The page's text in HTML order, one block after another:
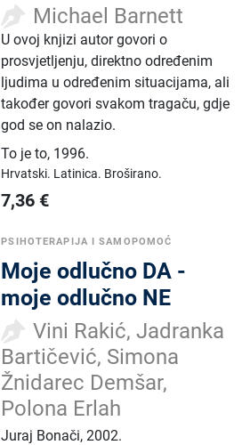
Michael Barnett
U ovoj knjizi autor govori o
prosvjetljenju, direktno određenim
ljudima u određenim situacijama, ali
također govori svakom tragaču, gdje
god se on nalazio.
To je to, 1996.
Hrvatski. Latinica. Broširano.
7,36 €
PSIHOTERAPIJA I SAMOPOMOĆ
Moje odlučno DA -
moje odlučno NE
Vini Rakić, Jadranka
Bartičević, Simona
Žnidarec Demšar,
Polona Erlah
Juraj Bonači,2002.